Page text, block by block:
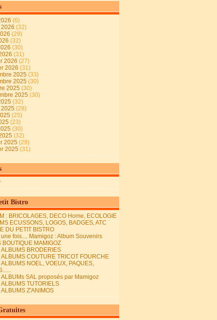
(6)
(32)
(29)
(32)
(30)
(31)
2026 (27)
2026 (31)
2025 (33)
2025 (30)
2025 (30)
2025 (30)
(32)
(28)
(25)
(23)
(30)
(32)
2025 (29)
2025 (31)
Bistro
: BRICOLAGES, DECO Home, ECOLOGIE
ECUSSONS, LOGOS, BADGES, ATC
DU PETIT BISTRO
fois.... Mamigoz : Album Souvenirs
BOUTIQUE MAMIGOZ
ALBUMS BRODERIES
ALBUMS COUTURE TRICOT FOURCHE
ALBUMS NOEL, VOEUX, PAQUES,
ALBUMs SAL proposés par Mamigoz
ALBUMS TUTORIELS
ALBUMS Z'ANIMOS